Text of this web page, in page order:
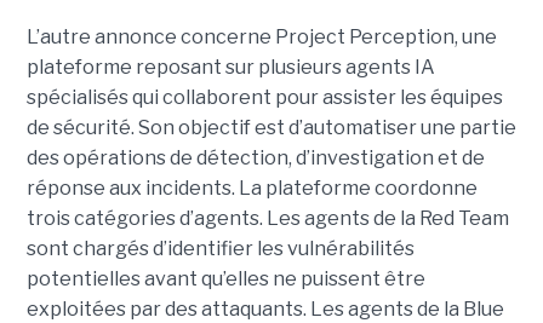
L’autre annonce concerne Project Perception, une
plateforme reposant sur plusieurs agents IA
spécialisés qui collaborent pour assister les équipes
de sécurité. Son objectif est d’automatiser une partie
des opérations de détection, d’investigation et de
réponse aux incidents. La plateforme coordonne
trois catégories d’agents. Les agents de la Red Team
sont chargés d’identifier les vulnérabilités
potentielles avant qu’elles ne puissent être
exploitées par des attaquants. Les agents de la Blue